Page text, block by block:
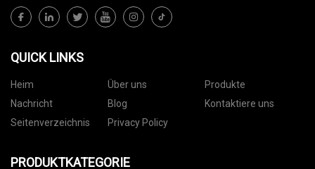
QUICK LINKS
Heim Über uns
Produkte
Nachricht
Blog
Kontaktiere uns
Seitenverzeichnis
Privacy Policy
PRODUKTKATEGORIE